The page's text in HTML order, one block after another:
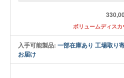
ボリュームディス
入手可能製品: 一部在庫あり 工場取り
お届け